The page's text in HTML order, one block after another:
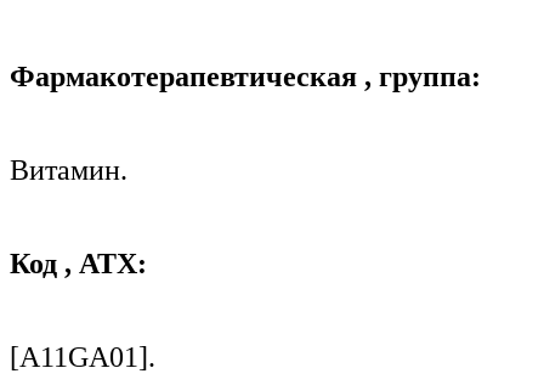
Фармакотерапевтическая , группа:
Витамин.
Код , АТХ:
[А11GА01].